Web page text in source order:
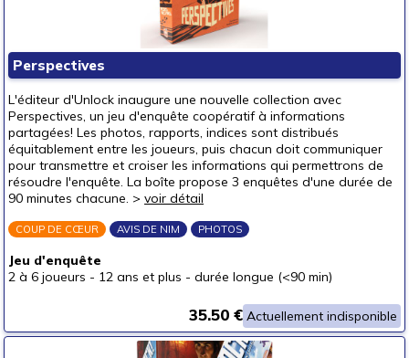
autour de 30 €
(3)
autour de 40 €
(4)
autour de 50 €
50 € et au-delà
Perspectives
L'éditeur d'Unlock inaugure une nouvelle collection avec
Perspectives, un jeu d'enquête coopératif à informations
partagées! Les photos, rapports, indices sont distribués
équitablement entre les joueurs, puis chacun doit communiquer
pour transmettre et croiser les informations qui permettrons de
résoudre l'enquête. La boîte propose 3 enquêtes d'une durée de
90 minutes chacune. > voir détail
COUP DE CŒUR AVIS DE NIM PHOTOS
Jeu d'enquête
2 à 6 joueurs - 12 ans et plus - durée longue (<90 min)
Actuellement indisponible
35.50 €